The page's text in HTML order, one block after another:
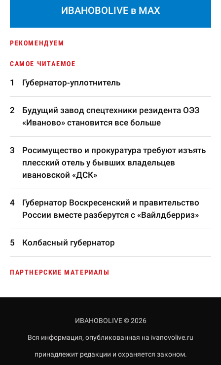
ИВАНОВОLIVE в MAX
РЕКОМЕНДУЕМ
САМОЕ ЧИТАЕМОЕ
Губернатор-уплотнитель
Будущий завод спецтехники резидента ОЭЗ
«Иваново» становится все больше
Росимущество и прокуратура требуют изъять
плесский отель у бывших владельцев
ивановской «ДСК»
Губернатор Воскресенский и правительство
России вместе разберутся с «Вайлдберриз»
Колбасный губернатор
ПАРТНЕРСКИЕ МАТЕРИАЛЫ
ИВАНОВОLIVE © 2026
Вся информация, опубликованная на ivanovolive.ru
принадлежит редакции и охраняется законом.